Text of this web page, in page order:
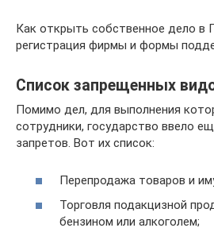
Как открыть собственное дело в
регистрация фирмы и формы
Список запрещенных
Помимо дел, для выполнения
сотрудники, государство ввело
запретов. Вот их список:
Перепродажа товаров и
Торговля подакцизной
бензином или алкоголем;